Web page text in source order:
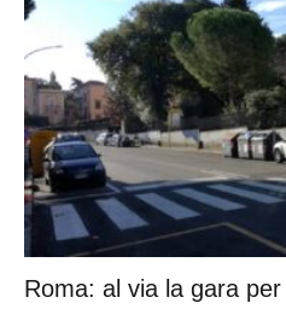
Roma: al via la gara